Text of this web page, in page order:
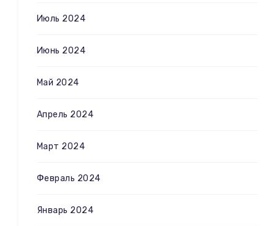
Июль 2024
Июнь 2024
Май 2024
Апрель 2024
Март 2024
Февраль 2024
Январь 2024